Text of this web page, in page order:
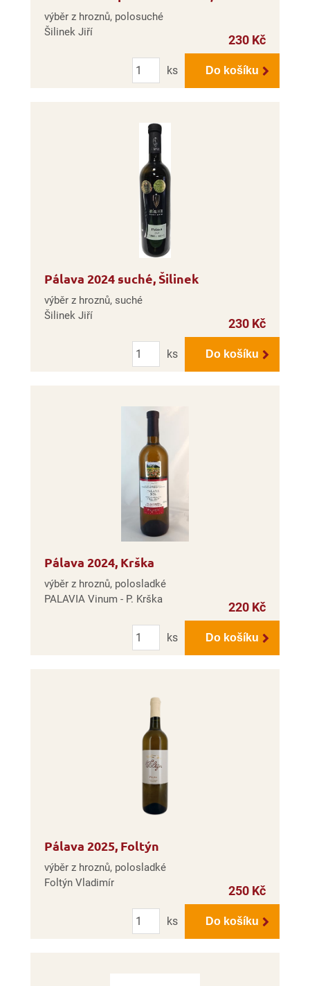
výběr z hroznů, polosuché
Šilinek Jiří
230 Kč
Počet
ks
Do košíku
Pálava 2024 suché, Šilinek
výběr z hroznů, suché
Šilinek Jiří
230 Kč
Počet
ks
Do košíku
Pálava 2024, Krška
výběr z hroznů, polosladké
PALAVIA Vinum - P. Krška
220 Kč
Počet
ks
Do košíku
Pálava 2025, Foltýn
výběr z hroznů, polosladké
Foltýn Vladimír
250 Kč
Počet
ks
Do košíku